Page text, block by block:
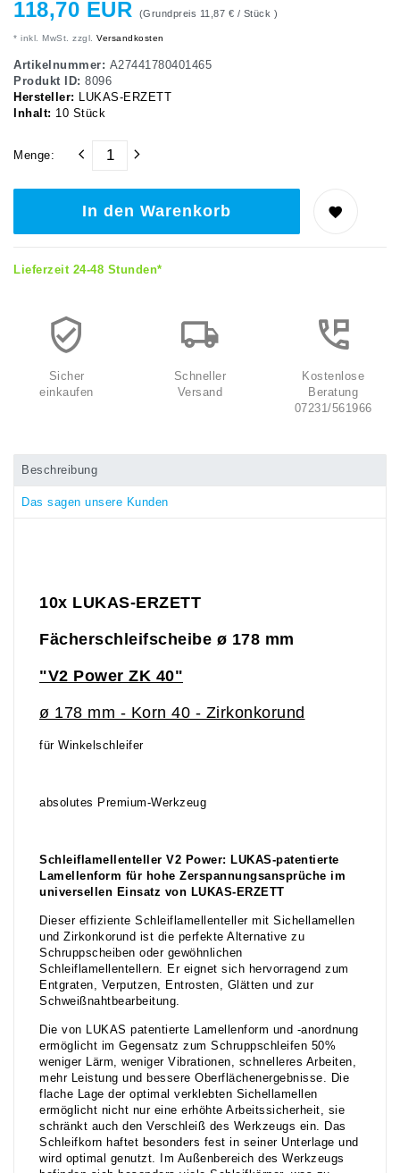
118,70 EUR (Grundpreis 11,87 € / Stück )
* inkl. MwSt. zzgl. Versandkosten
Artikelnummer: A27441780401465
Produkt ID: 8096
Hersteller:
LUKAS-ERZETT
Inhalt: 10 Stück
Menge:
In den Warenkorb
Lieferzeit 24-48 Stunden*
Sicher
einkaufen
Schneller
Versand
Kostenlose
Beratung
07231/561966
Beschreibung
Das sagen unsere Kunden
10x LUKAS-ERZETT
Fächerschleifscheibe ø 178 mm
"V2 Power ZK 40"
ø 178 mm - Korn 40 - Zirkonkorund
für Winkelschleifer
absolutes Premium-Werkzeug
Schleiflamellenteller V2 Power: LUKAS-patentierte
Lamellenform für hohe Zerspannungsansprüche im
universellen Einsatz von LUKAS-ERZETT
Dieser effiziente Schleiflamellenteller mit Sichellamellen
und Zirkonkorund ist die perfekte Alternative zu
Schruppscheiben oder gewöhnlichen
Schleiflamellentellern. Er eignet sich hervorragend zum
Entgraten, Verputzen, Entrosten, Glätten und zur
Schweißnahtbearbeitung.
Die von LUKAS patentierte Lamellenform und -anordnung
ermöglicht im Gegensatz zum Schruppschleifen 50%
weniger Lärm, weniger Vibrationen, schnelleres Arbeiten,
mehr Leistung und bessere Oberflächenergebnisse. Die
flache Lage der optimal verklebten Sichellamellen
ermöglicht nicht nur eine erhöhte Arbeitssicherheit, sie
schränkt auch den Verschleiß des Werkzeugs ein. Das
Schleifkorn haftet besonders fest in seiner Unterlage und
wird optimal genutzt. Im Außenbereich des Werkzeugs